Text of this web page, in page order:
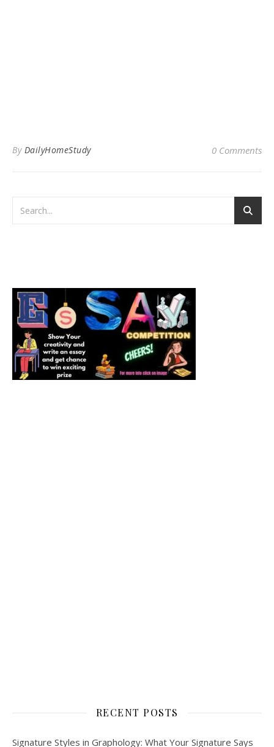
By DailyHomeStudy 0 Comments
RECENT POSTS
Signature Styles in Graphology: What Your Signature Says